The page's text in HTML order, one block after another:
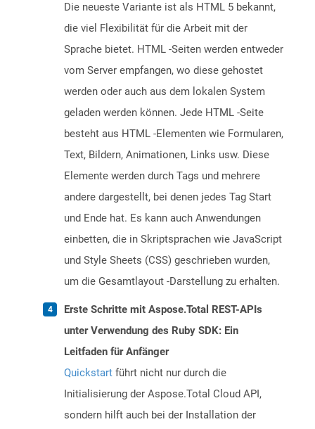
Die neueste Variante ist als HTML 5 bekannt,
die viel Flexibilität für die Arbeit mit der
Sprache bietet. HTML -Seiten werden entweder
vom Server empfangen, wo diese gehostet
werden oder auch aus dem lokalen System
geladen werden können. Jede HTML -Seite
besteht aus HTML -Elementen wie Formularen,
Text, Bildern, Animationen, Links usw. Diese
Elemente werden durch Tags und mehrere
andere dargestellt, bei denen jedes Tag Start
und Ende hat. Es kann auch Anwendungen
einbetten, die in Skriptsprachen wie JavaScript
und Style Sheets (CSS) geschrieben wurden,
um die Gesamtlayout -Darstellung zu erhalten.
Erste Schritte mit Aspose.Total REST-APIs
unter Verwendung des Ruby SDK: Ein
Leitfaden für Anfänger
Quickstart führt nicht nur durch die
Initialisierung der Aspose.Total Cloud API,
sondern hilft auch bei der Installation der